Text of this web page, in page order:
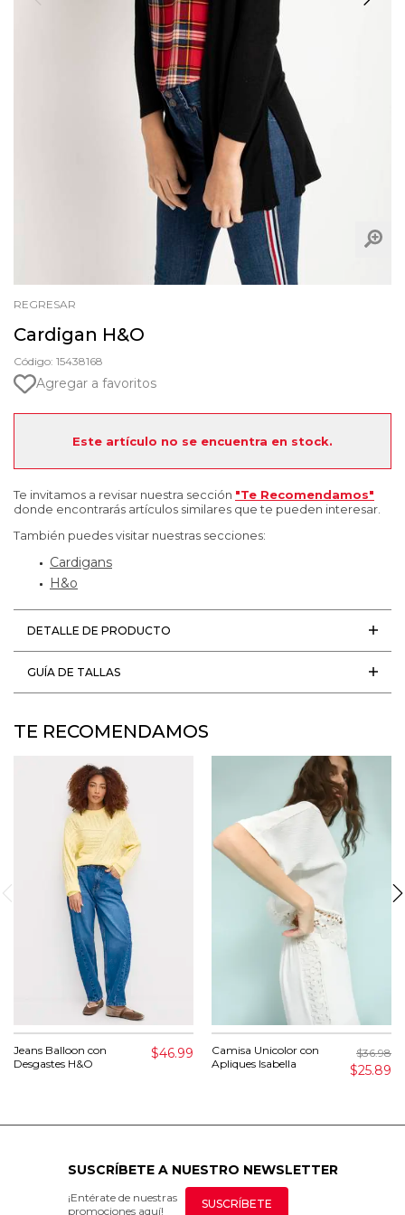
REGRESAR
Cardigan H&O
Código: 15438168
Agregar a favoritos
Este artículo no se encuentra en stock.
Te invitamos a revisar nuestra sección "Te Recomendamos"
donde encontrarás artículos similares que te pueden interesar.
También puedes visitar nuestras secciones:
Cardigans
H&o
DETALLE DE PRODUCTO
GUÍA DE TALLAS
TE RECOMENDAMOS
Jeans Balloon con
Desgastes H&O
$46.99
Camisa Unicolor con
Apliques Isabella
$36.98
$25.89
SUSCRÍBETE A NUESTRO NEWSLETTER
¡Entérate de nuestras
promociones aquí!
SUSCRÍBETE